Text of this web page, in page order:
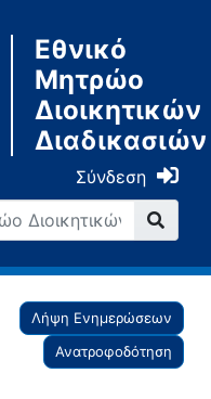
Εθνικό
Μητρώο
Διοικητικών
Διαδικασιών
Σύνδεση
Λήψη Ενημερώσεων
Ανατροφοδότηση